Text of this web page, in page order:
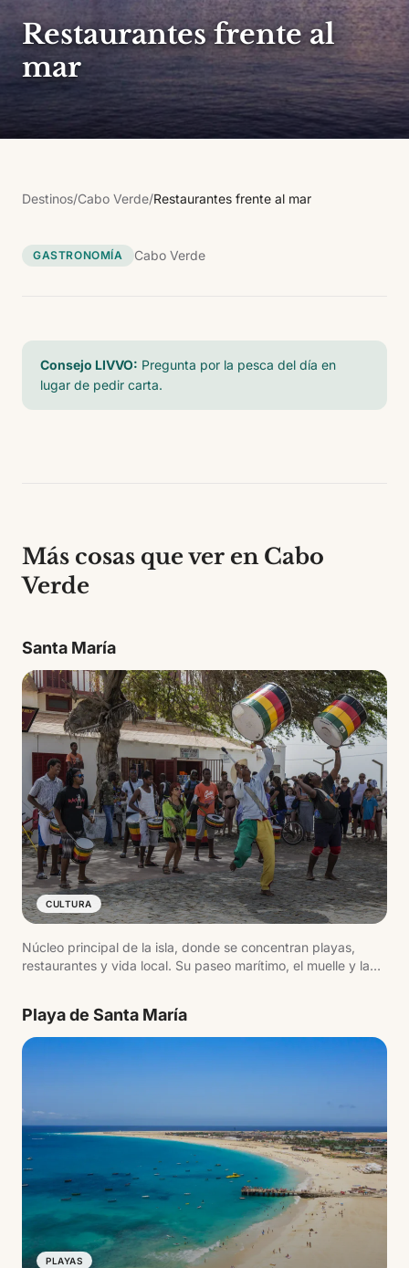
Restaurantes frente al
mar
Destinos/Cabo Verde/Restaurantes frente al mar
GASTRONOMÍA Cabo Verde
Consejo LIVVO: Pregunta por la pesca del día en
lugar de pedir carta.
Más cosas que ver en Cabo
Verde
Santa María
CULTURA
Núcleo principal de la isla, donde se concentran playas,
restaurantes y vida local. Su paseo marítimo, el muelle y la
Playa de Santa María
PLAYAS